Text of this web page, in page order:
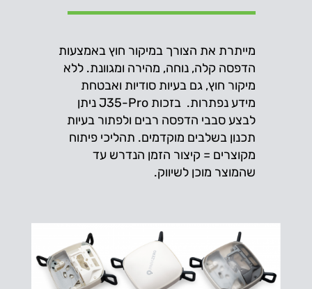
מייתרת את הצורך במיקור חוץ באמצעות
הדפסה קלה, נוחה, מהירה ומגוונת. ללא
מיקור חוץ, גם בעיות סודיות ואבטחת
מידע נפתרות. בזכות J35-Pro ניתן
לבצע סבבי הדפסה רבים ולפתור בעיות
תכנון בשלבים מוקדמים. תהליכי פיתוח
מקוצרים = קיצור הזמן הנדרש עד
שהמוצר מוכן לשיווק.